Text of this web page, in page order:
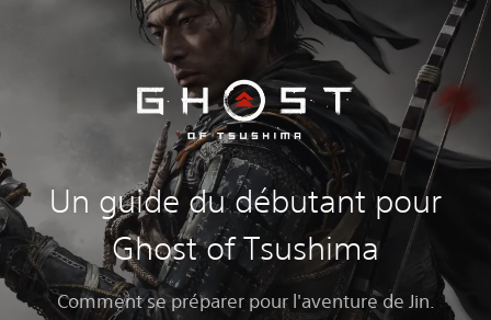
Un guide du débutant pour
Ghost of Tsushima
Comment se préparer pour l'aventure de Jin.